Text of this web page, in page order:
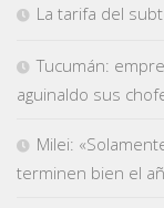
La tarifa del
Tucumán:
aguinaldo sus
Milei:
terminen bien el